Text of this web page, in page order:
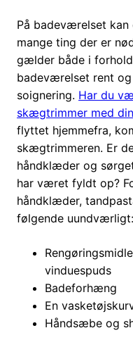
På badeværelset
mange ting der er
gælder både i
badeværelset rent
soignering. Har du
skægtrimmer med
flyttet hjemmefra,
skægtrimmeren. Er
håndklæder og
har været fyldt op?
håndklæder,
følgende uundværligt:
vinduespuds
Badeforhæng
En
Håndsæbe og